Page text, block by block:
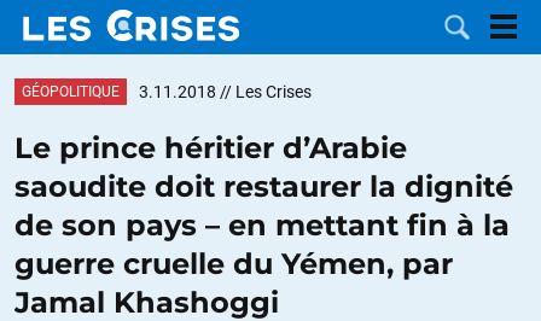
DOSSIERS
CATÉGORIES
GÉOPOLITIQUE 3.11.2018 // Les Crises
Le prince héritier d’Arabie
saoudite doit restaurer la dignité
de son pays – en mettant fin à la
guerre cruelle du Yémen, par
Jamal Khashoggi